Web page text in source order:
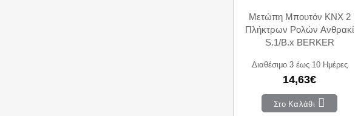
Μετώπη Μπουτόν KNX 2
Πλήκτρων Ρολών Ανθρακί
S.1/B.x BERKER
Διαθέσιμο 3 έως 10 Ημέρες
14,63€
Στο Καλάθι